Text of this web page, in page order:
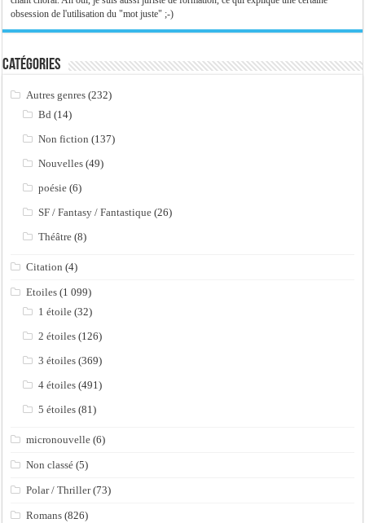
obsession de l'utilisation du "mot juste" ;-)
Catégories
Autres genres (232)
Bd (14)
Non fiction (137)
Nouvelles (49)
poésie (6)
SF / Fantasy / Fantastique (26)
Théâtre (8)
Citation (4)
Etoiles (1 099)
1 étoile (32)
2 étoiles (126)
3 étoiles (369)
4 étoiles (491)
5 étoiles (81)
micronouvelle (6)
Non classé (5)
Polar / Thriller(73)
Romans (826)